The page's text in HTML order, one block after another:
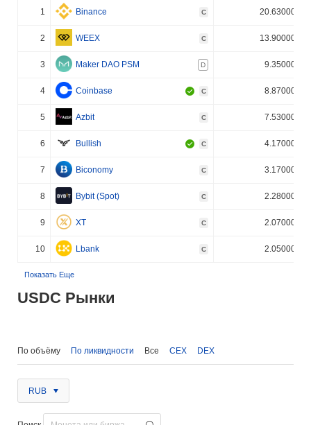
1 Binance C 20.630000%
2 WEEX C 13.900000%
3 Maker DAO PSM D 9.350000%
4 Coinbase C 8.870000%
5 Azbit C 7.530000%
6 Bullish C 4.170000%
7 Biconomy C 3.170000%
8 Bybit (Spot) C 2.280000%
9 XT C 2.070000%
10 Lbank C 2.050000%
Показать Еще
USDC Рынки
По объёму По ликвидности Все CEX DEX
RUB